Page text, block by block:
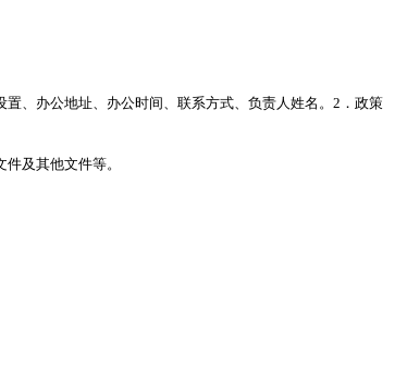
、办公地址、办公时间、联系方式、负责人姓名。 2．政策
及其他文件等。